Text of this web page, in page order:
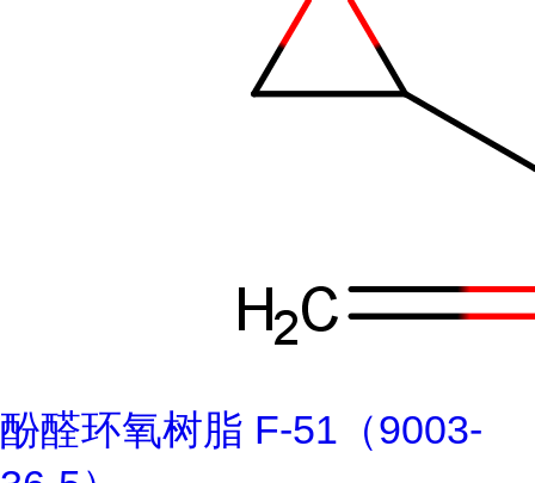
酚醛环氧树脂 F-51（9003-